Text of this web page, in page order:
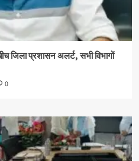
जिला प्रशासन अलर्ट, सभी विभागों
0